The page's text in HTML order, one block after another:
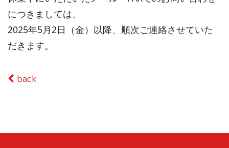
につきましては、
2025年5月2日（金）以降、順次ご連絡させていた
だきます。
back